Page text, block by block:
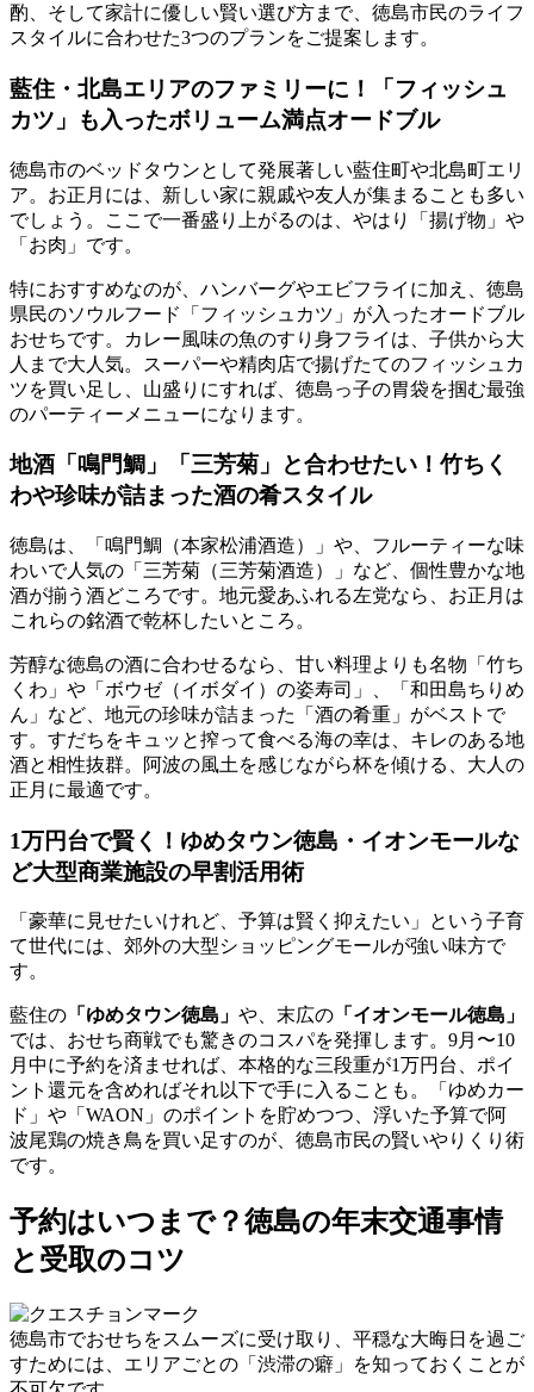
酌、そして家計に優しい賢い選び方まで、 徳島市民のライフ
スタイルに合わせた3つのプランをご提案します。
藍住・北島エリアのファミリーに！「フィッシュ
カツ」も入ったボリューム満点オードブル
徳島市のベッドタウンとして発展著しい藍住町や北島町エリ
ア。お正月には、新しい家に親戚や友人が集まることも多い
でしょう。ここで一番盛り上がるのは、やはり「揚げ物」や
「お肉」です。
特におすすめなのが、ハンバーグやエビフライに加え、徳島
県民のソウルフード
「フィッシュカツ」が入ったオードブル
おせちです。カレー風味の魚のすり身フライは、子供から大
人まで大人気。スーパーや精肉店で揚げたてのフィッシュカ
ツを買い足し、山盛りにすれば、徳島っ子の胃袋を掴む最強
のパーティーメニューになります。
地酒「鳴門鯛」「三芳菊」と合わせたい！竹ちく
わや珍味が詰まった酒の肴スタイル
徳島は、「鳴門鯛（本家松浦酒造）」や、フルーティーな味
わいで人気の「三芳菊（三芳菊酒造）」など、個性豊かな地
酒が揃う酒どころです。地元愛あふれる左党なら、お正月は
これらの銘酒で乾杯したいところ。
芳醇な徳島の酒に合わせるなら、甘い料理よりも名物「竹ち
くわ」や「ボウゼ（イボダイ）の姿寿司」、「和田島ちりめ
ん」 など、地元の珍味が詰まった「酒の肴重」がベストで
す。すだちをキュッと搾って食べる海の幸は、キレのある地
酒と相性抜群。阿波の風土を感じながら杯を傾ける、大人の
正月に最適です。
1万円台で賢く！ゆめタウン徳島・イオンモールな
ど大型商業施設の早割活用術
「豪華に見せたいけれど、予算は賢く抑えたい」という子育
て世代には、郊外の大型ショッピングモールが強い味方で
す。
藍住の 「ゆめタウン徳島」 や、末広の 「イオンモール徳島」
では、おせち商戦でも驚きのコスパを発揮します。9月〜10
月中に予約を済ませれば、 本格的な三段重が1万円台、ポイ
ント還元を含めればそれ以下で手に入ることも。「ゆめカー
ド」や「WAON」のポイントを貯めつつ、浮いた予算で阿
波尾鶏の焼き鳥を買い足すのが、徳島市民の賢いやりくり術
です。
予約はいつまで？徳島の年末交通事情
と受取のコツ
徳島市でおせちをスムーズに受け取り、平穏な大晦日を過ご
すためには、エリアごとの「渋滞の癖」を知っておくことが